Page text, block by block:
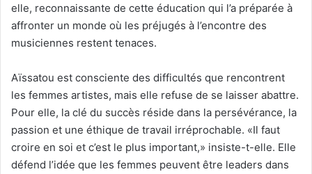
elle, reconnaissante de cette éducation qui l’a préparée à
affronter un monde où les préjugés à l’encontre des
musiciennes restent tenaces.
Aïssatou est consciente des difficultés que rencontrent
les femmes artistes, mais elle refuse de se laisser abattre.
Pour elle, la clé du succès réside dans la persévérance, la
passion et une éthique de travail irréprochable. «Il faut
croire en soi et c’est le plus important,» insiste-t-elle. Elle
défend l’idée que les femmes peuvent être leaders dans